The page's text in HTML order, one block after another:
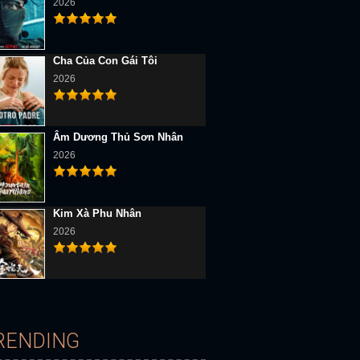
Vietsub
Hùng Thiết Quyền
2026
Cha Của Con Gái Tôi
2026
Âm Dương Thủ Sơn Nhân
2026
Kim Xà Phu Nhân
2026